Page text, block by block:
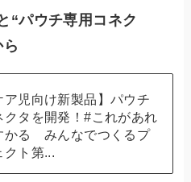
“パウチ専用コネク
ア児向け新製品】パウチ
クタを開発！#これがあれ
かる みんなでつくるプ
クト第...